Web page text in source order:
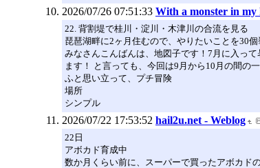
2026/07/26 07:51:33 With a monster in my
22. 背割堤で桂川・淀川・木津川の合流を見る
琵琶湖畔に2ヶ月住むので、やりたいことを30個
みなさんこんばんは、地図子です！7月に入っ
ます！ と言っても、今回は9月から10月の間の
ふと思い立って、プチ冒険
場所
シンプル
2026/07/22 17:53:52 hail2u.net - Weblog
22日
アボカド育成中
数か月くらい前に、スーパーで買ったアボカド